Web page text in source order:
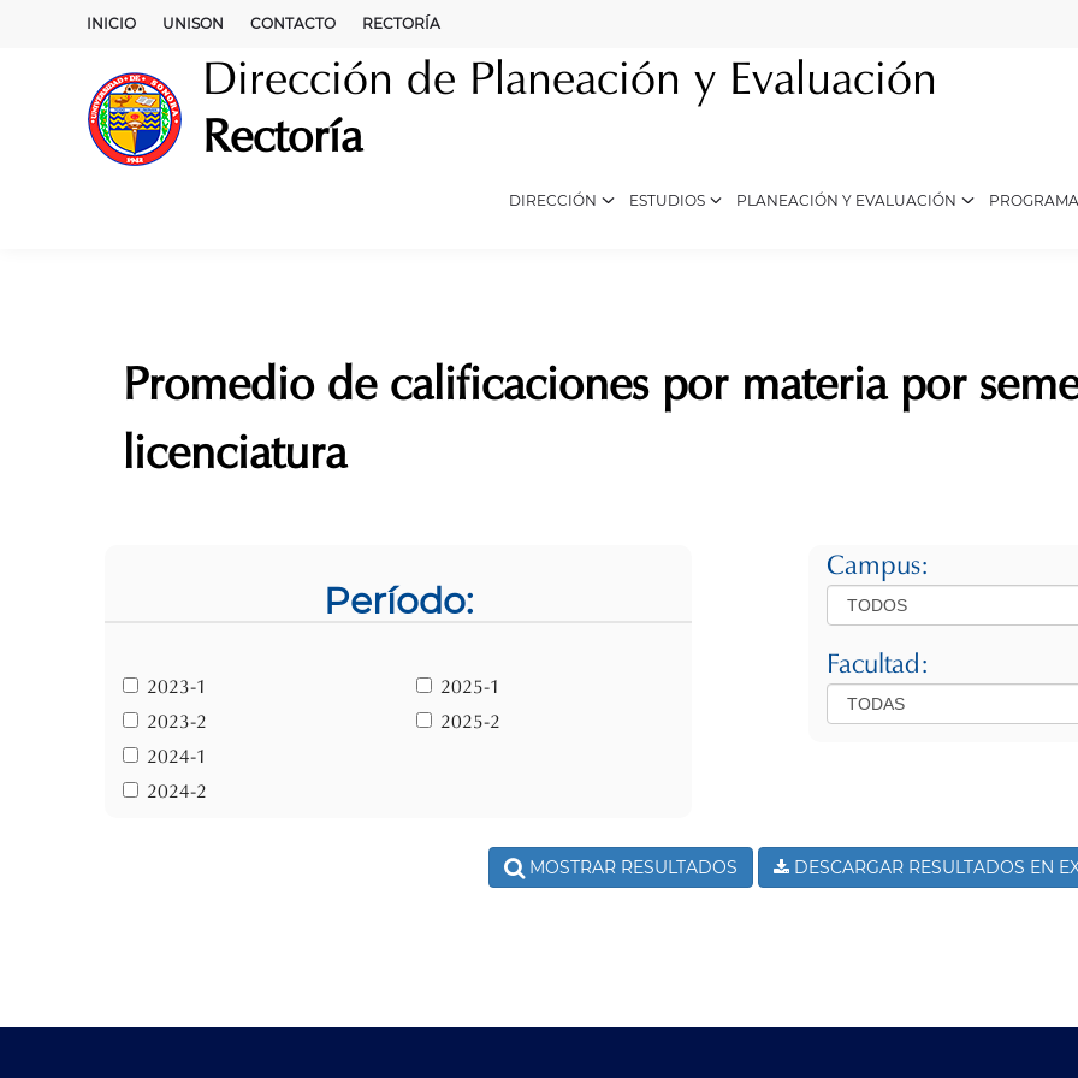
INICIO UNISON CONTACTO RECTORÍA
Dirección de Planeación y Evaluación
Rectoría
DIRECCIÓN ESTUDIOS PLANEACIÓN Y EVALUACIÓN
Promedio de calificaciones por materia por
licenciatura
Período:
2023-1
2023-2
2024-1
2024-2
2025-1
2025-2
Campus:
Facultad:
MOSTRAR RESULTADOS DESCARGAR RESULTADOS EN